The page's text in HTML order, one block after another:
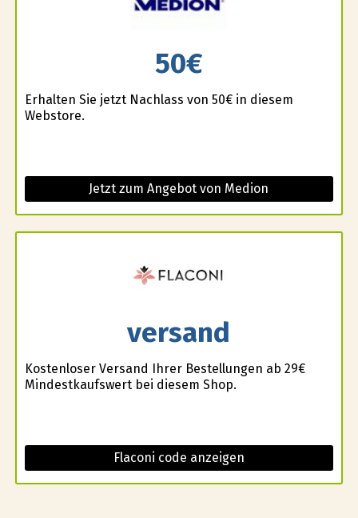
50€
Erhalten Sie jetzt Nachlass von 50€ in diesem
Webstore.
Jetzt zum Angebot von Medion
versand
Kostenloser Versand Ihrer Bestellungen ab 29€
Mindestkaufswert bei diesem Shop.
Flaconi code anzeigen